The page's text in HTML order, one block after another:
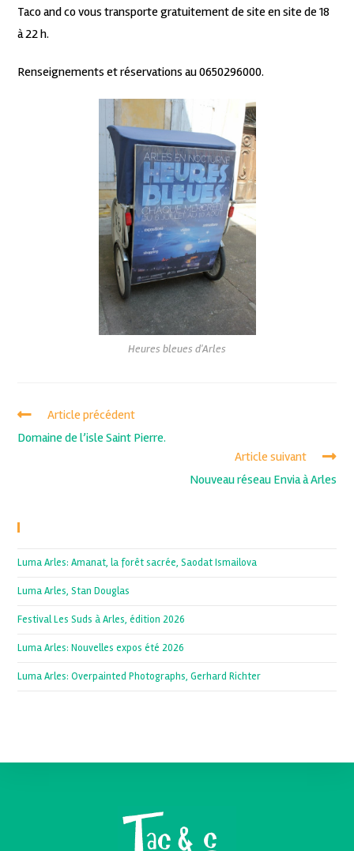
Taco and co vous transporte gratuitement de site en site de 18
à 22 h.
Renseignements et réservations au 0650296000.
Heures bleues d'Arles
Article précédent
Domaine de l’isle Saint Pierre.
Article suivant
Nouveau réseau Envia à Arles
Luma Arles: Amanat, la forêt sacrée, Saodat Ismailova
Luma Arles, Stan Douglas
Festival Les Suds à Arles, édition 2026
Luma Arles: Nouvelles expos été 2026
Luma Arles: Overpainted Photographs, Gerhard Richter